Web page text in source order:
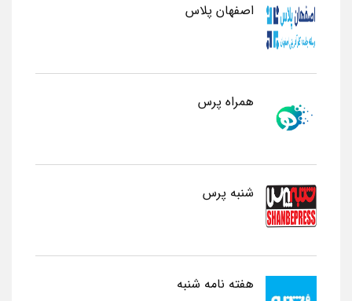
اصفهان پلاس
همراه پرس
شنبه پرس
هفته نامه شنبه